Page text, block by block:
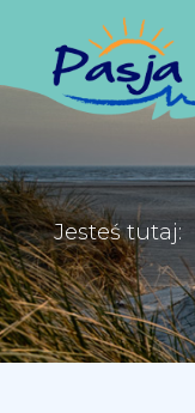
Jesteś tutaj: